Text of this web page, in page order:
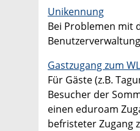
Unikennung
Bei Problemen mit
Gastzugang zum
Für Gäste (z.B.
Besucher der
einen eduroam
befristeter Zugang